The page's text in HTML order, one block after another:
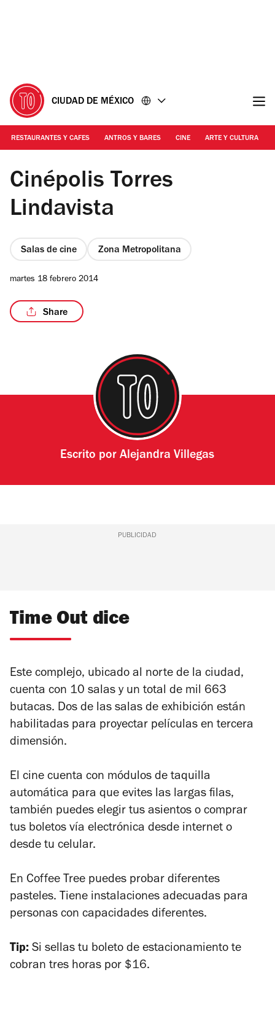
CIUDAD DE MÉXICO
RESTAURANTES Y CAFES ANTROS Y BARES CINE ARTE Y CULTURA
Foto: Alejandra Villegas
Cinépolis Torres
Lindavista
Salas de cine Zona Metropolitana
martes 18 febrero 2014
Share
Escrito porAlejandra Villegas
PUBLICIDAD
Time Out dice
Este complejo, ubicado al norte de la ciudad,
cuenta con 10 salas y un total de mil 663
butacas. Dos de las salas de exhibición están
habilitadas para proyectar películas en tercera
dimensión.
El cine cuenta con módulos de taquilla
automática para que evites las largas filas,
también puedes elegir tus asientos o comprar
tus boletos vía electrónica desde internet o
desde tu celular.
En Coffee Tree puedes probar diferentes
pasteles. Tiene instalaciones adecuadas para
personas con capacidades diferentes.
Tip: Si sellas tu boleto de estacionamiento te
cobran tres horas por $16.